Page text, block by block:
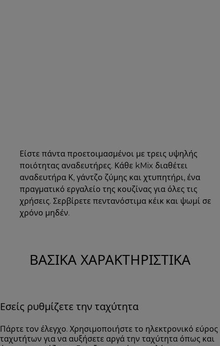
Είστε πάντα προετοιμασμένοι με τρεις υψηλής
ποιότητας αναδευτήρες. Κάθε kMix διαθέτει
αναδευτήρα Κ, γάντζο ζύμης και χτυπητήρι, ένα
πραγματικό εργαλείο της κουζίνας για όλες τις
χρήσεις. Σερβίρετε πεντανόστιμα κέικ και ψωμί σε
χρόνο μηδέν.
ΒΑΣΙΚΆ ΧΑΡΑΚΤΗΡΙΣΤΙΚΆ
Εσείς ρυθμίζετε την ταχύτητα
Πάρτε τον έλεγχο. Χρησιμοποιήστε το ηλεκτρονικό εύρος
ταχυτήτων για να αυξήσετε αργά την ταχύτητα όπως και